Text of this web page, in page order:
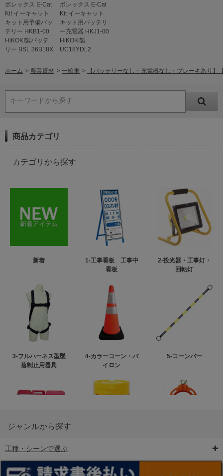
ボレックス E-Cat
Kit イーキャット
キット用予備バッ
テリー HKB1-00
HiKOKI製バッテ
リー BSL 36B18X
ボレックス E-Cat
Kit イーキャット
キット用バッテリ
ー充電器 HKJ1-00
HiKOKI製
UC18YDL2
ホーム > 農業資材 > 一輪車 > 【バッテリーなし・充電器なし・ブレーキあり
キーワードから探す
商品カテゴリ
カテゴリから探す
新着
1-工事看板 工事中
看板
2-投光器・工事灯・
回転灯
3-フルハーネス型墜
落制止用器具
4-カラーコーン・パ
イロン
5-コーンバー
6-矢印板/LED矢印板
ンス
ジャンルから探す
工種・シーンで選ぶ